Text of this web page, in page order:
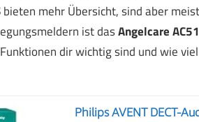
bieten mehr Übersicht, sind aber
ist dasAngelcare
dir wichtig sind und wie
Philips AVENT DECT-